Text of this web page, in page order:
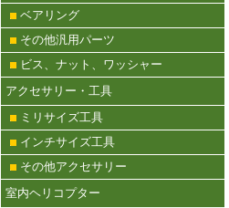
ベアリング
その他汎用パーツ
ビス、ナット、ワッシャー
アクセサリー・工具
ミリサイズ工具
インチサイズ工具
その他アクセサリー
室内ヘリコプター